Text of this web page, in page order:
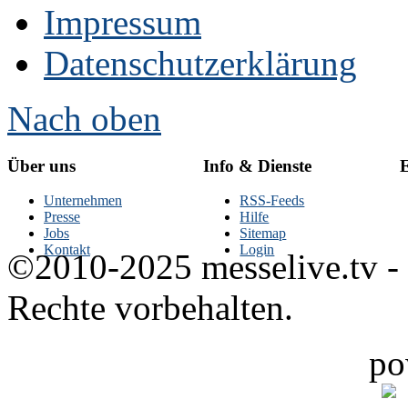
Impressum
Datenschutzerklärung
Nach oben
Über uns
Unternehmen
Presse
Jobs
Kontakt
Info & Dienste
RSS-Feeds
Hilfe
Sitemap
Login
©2010-2025 messelive.tv -
Rechte vorbehalten.